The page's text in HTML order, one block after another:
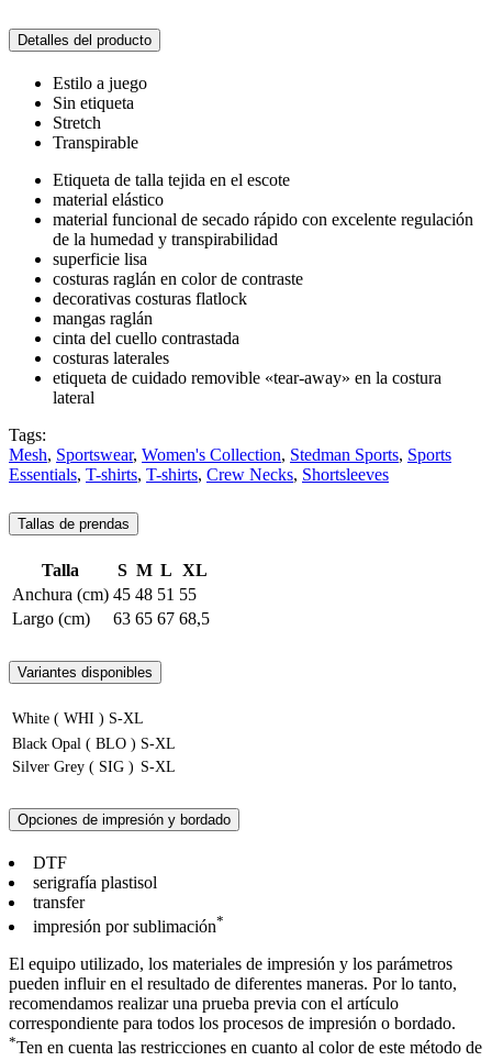
Detalles del producto
Estilo a juego
Sin etiqueta
Stretch
Transpirable
Etiqueta de talla tejida en el escote
material elástico
material funcional de secado rápido con excelente regulación
de la humedad y transpirabilidad
superficie lisa
costuras raglán en color de contraste
decorativas costuras flatlock
mangas raglán
cinta del cuello contrastada
costuras laterales
etiqueta de cuidado removible «tear-away» en la costura
lateral
Tags:
Mesh, Sportswear, Women's Collection, Stedman Sports, Sports
Essentials, T-shirts, T-shirts, Crew Necks, Shortsleeves
Tallas de prendas
Talla S M L XL
Anchura (cm) 45 48 51 55
Largo (cm)
63 65 67 68,5
Variantes disponibles
White ( WHI ) S-XL
Black Opal ( BLO ) S-XL
Silver Grey ( SIG ) S-XL
Opciones de impresión y bordado
DTF
serigrafía plastisol
transfer
impresión por sublimación*
El equipo utilizado, los materiales de impresión y los parámetros
pueden influir en el resultado de diferentes maneras. Por lo tanto,
recomendamos realizar una prueba previa con el artículo
correspondiente para todos los procesos de impresión o bordado.
*Ten en cuenta las restricciones en cuanto al color de este método de